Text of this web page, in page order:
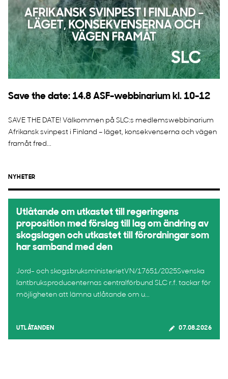
Save the date: 14.8 ASF-webbinarium kl. 10-12
SAVE THE DATE! Välkommen på SLC:s medlemswebbinarium
Afrikansk svinpest i Finland – läget, konsekvenserna och vägen
framåt fred...
NYHETER
Utlåtande om utkastet till regeringens
proposition med förslag till lag om ändring av
skogslagen och utkastet till förordningar som
har samband med den
Jord- och skogsbruksministerietVN/17651/2025Svenska
lantbruksproducenternas centralförbund SLC r.f. tackar för
möjligheten att lämna utlåtande om u...
UTLÅTANDEN 07.08.2026